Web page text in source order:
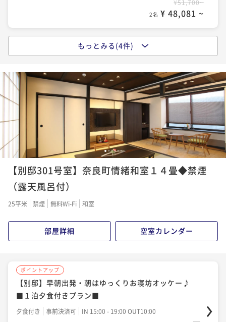
¥51,700~
2名 ¥ 48,081 ~
【量より質】女性やシニアの方にもおススメ★
ボリューム控えめ厳選コース★全10品
二食付き 事前決済可
IN 15:00 - 19:00 OUT10:00
ポイント即利用で 最大7％OFF
¥55,000~
¥ 51,150 ~
ポイントアップ
旬を味わう大和懐石料理
～和鹿彩のReluxプラン～
二食付き 事前決済可
¥55,000~
2名 ¥ 51,150 ~
ポイントアップ
【女子会＆女子旅】《スイーツ盛り》×《美食》×
《シャンパン》で
古都nightに乾杯♪
二食付き 事前決済可
IN 15:00 - 19:00 OUT10:00
もっとみる(4件)
123456
【別邸301号室】奈良町情緒和室１４畳◆禁煙
（露天風呂付）
25平米 禁煙 無料Wi-Fi 和室
部屋詳細 空室カレンダー
ポイントアップ
【別邸】早朝出発・朝はゆっくりお寝坊オッケー♪
■１泊夕食付きプラン■
夕食付き 事前決済可
IN 15:00 - 19:00 OUT10:00